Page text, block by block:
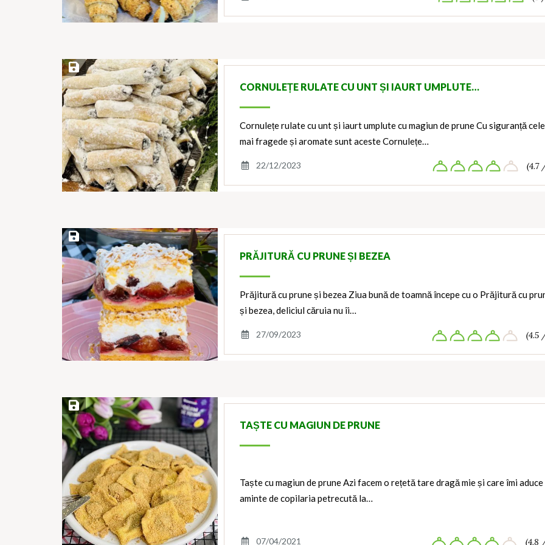
Save Recipe
CORNULEȚE RULATE CU UNT ȘI IAURT UMPLUTE…
Cornulețe rulate cu unt și iaurt umplute cu magiun de prune Cu siguranță cele
mai fragede și aromate sunt aceste Cornulețe…
22/12/2023 (4.7
Save Recipe
PRĂJITURĂ CU PRUNE ȘI BEZEA
Prăjitură cu prune și bezea Ziua bună de toamnă începe cu o Prăjitură cu
și bezea, deliciul căruia nu îi…
27/09/2023 (4.5
Save Recipe
TAȘTE CU MAGIUN DE PRUNE
Taște cu magiun de prune Azi facem o rețetă tare dragă mie și care îmi aduce
aminte de copilaria petrecută la…
07/04/2021 (4.8